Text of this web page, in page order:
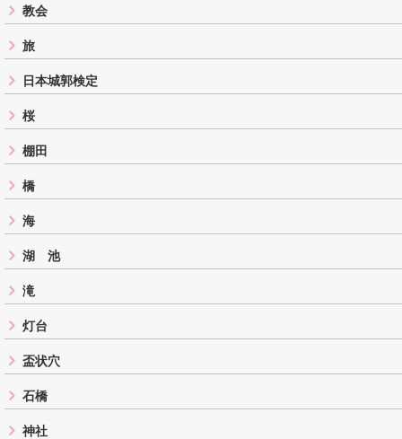
教会
旅
日本城郭検定
桜
棚田
橋
海
湖 池
滝
灯台
盃状穴
石橋
神社